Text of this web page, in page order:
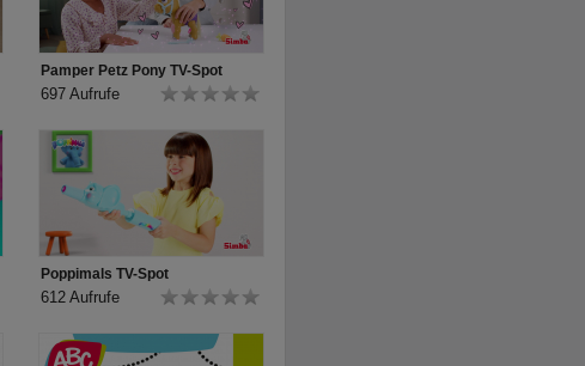
Pamper Petz Pony TV-Spot
697 Aufrufe
Poppimals TV-Spot
612 Aufrufe